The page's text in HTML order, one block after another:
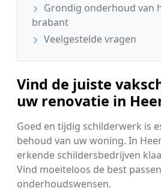
Grondig onderhoud van
brabant
Veelgestelde vragen
Vind de juiste
uw renovatie in
Goed en tijdig schilderwerk is
behoud van uw woning. In
erkende schildersbedrijven
Vind moeiteloos de best
onderhoudswensen.